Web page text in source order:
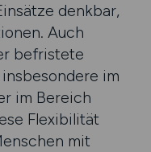
denkbar,
Auch
befristete
im
im Bereich
Flexibilität
mit